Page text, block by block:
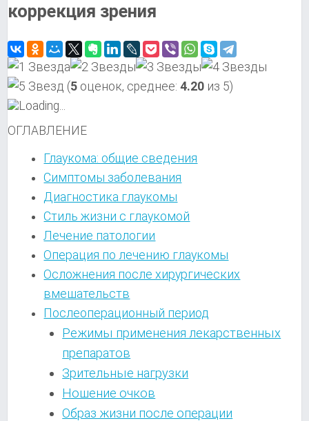
коррекция зрения
(5 оценок, среднее: 4.20 из 5)
Loading...
ОГЛАВЛЕНИЕ
Глаукома: общие сведения
Симптомы заболевания
Диагностика глаукомы
Стиль жизни с глаукомой
Лечение патологии
Операция по лечению глаукомы
Осложнения после хирургических
вмешательств
Послеоперационный период
Режимы применения лекарственных
препаратов
Зрительные нагрузки
Ношение очков
Образ жизни после операции